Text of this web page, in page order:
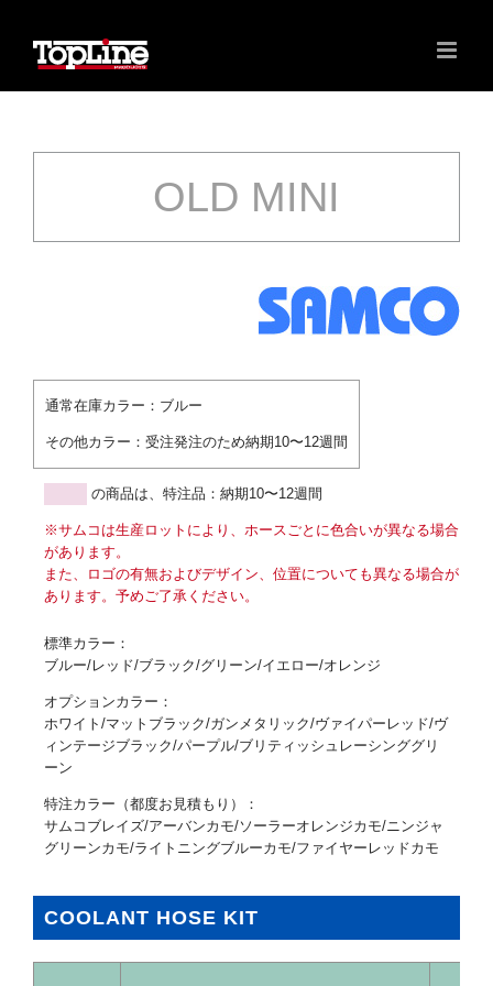
OLD MINI
通常在庫カラー： ブルー
その他カラー： 受注発注のため納期10〜12週間
の商品は、特注品：納期10〜12週間
※サムコは生産ロットにより、ホースごとに色合いが異なる場合
があります。
また、ロゴの有無およびデザイン、位置についても異なる場合が
あります。予めご了承ください。
標準カラー：
ブルー/レッド/ブラック/グリーン/イエロー/オレンジ
オプションカラー：
ホワイト/マットブラック/ガンメタリック/ヴァイパーレッド/ヴ
ィンテージブラック/パープル/ブリティッシュレーシンググリ
ーン
特注カラー（都度お見積もり）：
サムコブレイズ/アーバンカモ/ソーラーオレンジカモ/ニンジャ
グリーンカモ/ライトニングブルーカモ/ファイヤーレッドカモ
COOLANT HOSE KIT